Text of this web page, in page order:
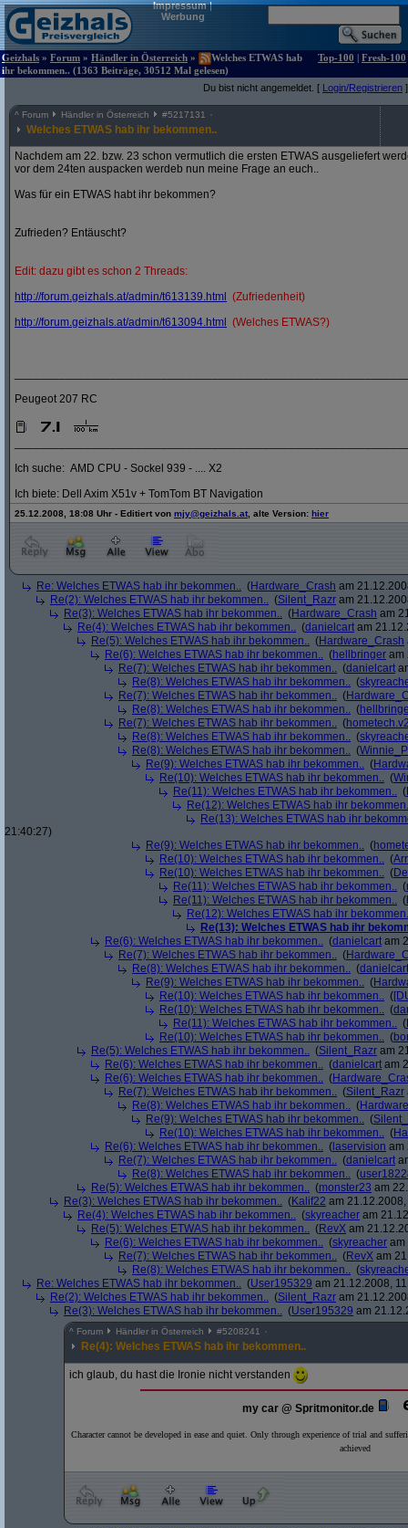
Impressum|
Werbung
Geizhals » Forum » Händler in Österreich »
Welches ETWAS hab
ihr bekommen.. (1363 Beiträge, 30512 Mal gelesen)
Top-100 | Fresh-100
Du bist nicht angemeldet. [ Login/Registrieren ]
^ Forum Händler in Österreich #5217131
Welches ETWAS hab ihr bekommen..
Nachdem am 22. bzw. 23 schon vermutlich die ersten ETWAS ausgeliefert
vor dem 24ten auspacken werdeb nun meine Frage an euch..
Was für ein ETWAS habt ihr bekommen?
Zufrieden? Entäuscht?
Edit: dazu gibt es schon 2 Threads:
http://forum.geizhals.at/admin/t613139.html
(Zufriedenheit)
http://forum.geizhals.at/admin/t613094.html (Welches ETWAS?)
Peugeot 207 RC
Ich suche: AMD CPU - Sockel 939 - .... X2
Ich biete: Dell Axim X51v + TomTom BT Navigation
25.12.2008, 18:08 Uhr - Editiert von mjy@geizhals.at , alte Version: hier
Re: Welches ETWAS hab ihr bekommen.. (Hardware_Crash am
Re(2): Welches ETWAS hab ihr bekommen.. (Silent_Razr am
Re(3): Welches ETWAS hab ihr bekommen.. (Hardware_Crash am
Re(4): Welches ETWAS hab ihr bekommen.. (danielcart am
Re(5): Welches ETWAS hab ihr bekommen.. (Hardware_Crash
Re(6): Welches ETWAS hab ihr bekommen.. (hellbringer am
Re(7): Welches ETWAS hab ihr bekommen.. (danielcart
Re(8): Welches ETWAS hab ihr bekommen.. (
Re(7): Welches ETWAS hab ihr bekommen.. (
Re(8): Welches ETWAS hab ihr bekommen.. (
Re(7): Welches ETWAS hab ihr bekommen.. (
Re(8): Welches ETWAS hab ihr bekommen.. (
Re(8): Welches ETWAS hab ihr bekommen.. (
Re(9): Welches ETWAS hab ihr bekommen.. (
Re(10): Welches ETWAS hab ihr bekommen.. (
Re(11): Welches ETWAS hab ihr bekommen.. (
Re(12): Welches ETWAS hab ihr
Re(13): Welches ETWAS hab ihr
21:40:27)
Re(9): Welches ETWAS hab ihr bekommen.. (
Re(10): Welches ETWAS hab ihr bekommen.. (
Re(10): Welches ETWAS hab ihr bekommen.. (
Re(11): Welches ETWAS hab ihr bekommen.. (
Re(11): Welches ETWAS hab ihr bekommen.. (
Re(12): Welches ETWAS hab ihr
Re(13): Welches ETWAS hab ihr
Re(6): Welches ETWAS hab ihr bekommen.. (danielcart am
Re(7): Welches ETWAS hab ihr bekommen.. (
Re(8): Welches ETWAS hab ihr bekommen.. (danielcart
Re(9): Welches ETWAS hab ihr bekommen.. (
Re(10): Welches ETWAS hab ihr bekommen.. (
Re(10): Welches ETWAS hab ihr bekommen.. (
Re(11): Welches ETWAS hab ihr bekommen.. (
Re(10): Welches ETWAS hab ihr bekommen.. (
Re(5): Welches ETWAS hab ihr bekommen.. (Silent_Razr am
Re(6): Welches ETWAS hab ihr bekommen.. (danielcart am
Re(6): Welches ETWAS hab ihr bekommen.. (
Re(7): Welches ETWAS hab ihr bekommen.. (Silent_Razr
Re(8): Welches ETWAS hab ihr bekommen.. (
Re(9): Welches ETWAS hab ihr bekommen.. (
Re(10): Welches ETWAS hab ihr bekommen.. (
Re(6): Welches ETWAS hab ihr bekommen.. ( laservision am
Re(7): Welches ETWAS hab ihr bekommen.. (danielcart
Re(8): Welches ETWAS hab ihr bekommen.. (
Re(5): Welches ETWAS hab ihr bekommen.. (monster23 am
Re(3): Welches ETWAS hab ihr bekommen.. (Kalif22 am
Re(4): Welches ETWAS hab ihr bekommen.. (skyreacher am
Re(5): Welches ETWAS hab ihr bekommen.. (RevX am
Re(6): Welches ETWAS hab ihr bekommen.. (skyreacher am
Re(7): Welches ETWAS hab ihr bekommen.. (RevX am
Re(8): Welches ETWAS hab ihr bekommen.. (
Re: Welches ETWAS hab ihr bekommen.. (User195329 am 21.12.2008,
Re(2): Welches ETWAS hab ihr bekommen.. (Silent_Razr am
Re(3): Welches ETWAS hab ihr bekommen.. (User195329 am
^ Forum Händler in Österreich #5208241
Re(4): Welches ETWAS hab ihr bekommen..
ich glaub, du hast die Ironie nicht verstanden
my car @ Spritmonitor.de
Character cannot be developed in ease and quiet. Only through experience of trial and
achieved